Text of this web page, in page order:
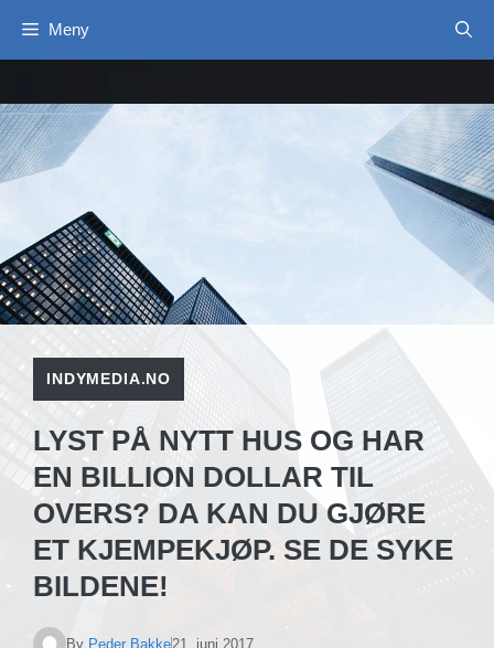
Meny
INDYMEDIA.NO
LYST PÅ NYTT HUS OG HAR
EN BILLION DOLLAR TIL
OVERS? DA KAN DU GJØRE
ET KJEMPEKJØP. SE DE SYKE
BILDENE!
By Peder Bakke21. juni 2017